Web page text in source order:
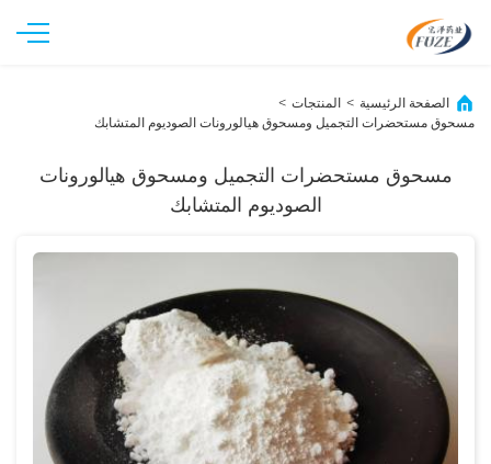
الصفحة الرئيسية > المنتجات >
مسحوق مستحضرات التجميل ومسحوق هيالورونات الصوديوم المتشابك
مسحوق مستحضرات التجميل ومسحوق هيالورونات
الصوديوم المتشابك